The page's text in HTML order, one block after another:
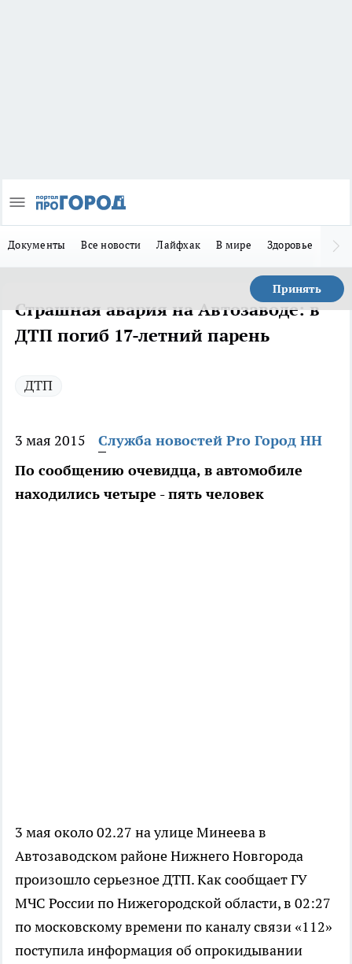
Документы Все новости Лайфхак В мире Здоровье
Принять
Страшная авария на Автозаводе: в
ДТП погиб 17-летний парень
ДТП
3 мая 2015
Служба новостей Pro Город НН
По сообщению очевидца, в автомобиле
находились четыре - пять человек
3 мая около 02.27 на улице Минеева в
Автозаводском районе Нижнего Новгорода
произошло серьезное ДТП. Как сообщает ГУ
МЧС России по Нижегородской области, в 02:27
по московскому времени по каналу связи «112»
поступила информация об опрокидывании